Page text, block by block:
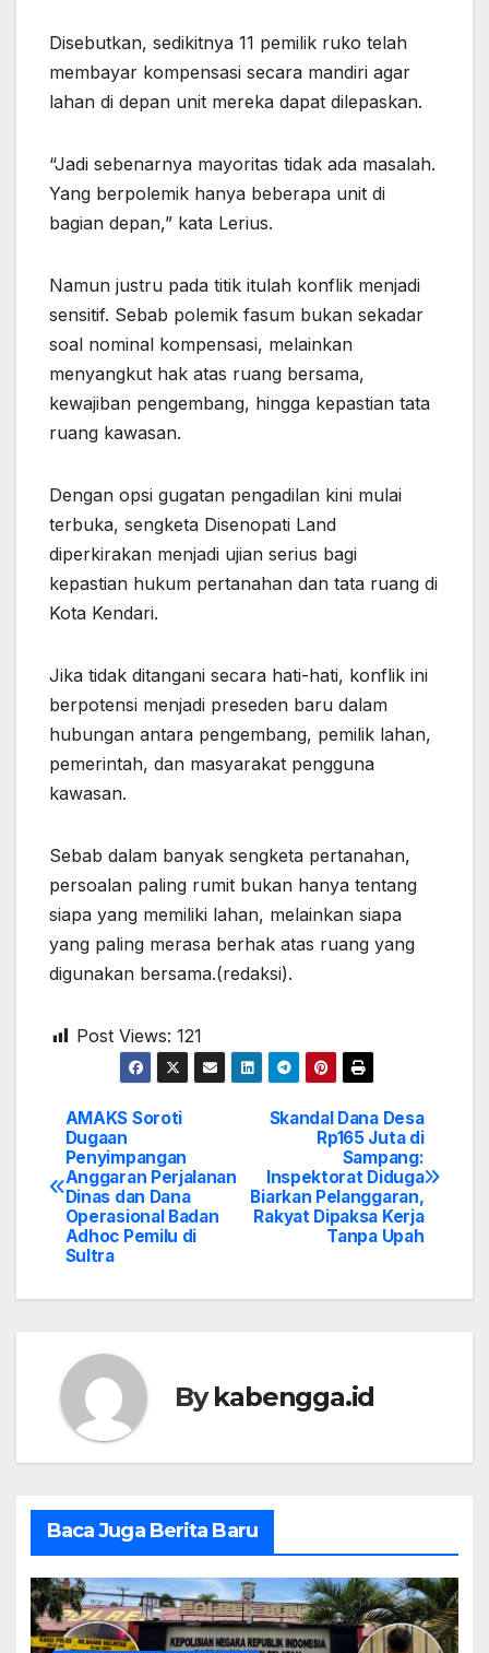
Disebutkan, sedikitnya 11 pemilik ruko telah
membayar kompensasi secara mandiri agar
lahan di depan unit mereka dapat dilepaskan.
“Jadi sebenarnya mayoritas tidak ada masalah.
Yang berpolemik hanya beberapa unit di
bagian depan,” kata Lerius.
Namun justru pada titik itulah konflik menjadi
sensitif. Sebab polemik fasum bukan sekadar
soal nominal kompensasi, melainkan
menyangkut hak atas ruang bersama,
kewajiban pengembang, hingga kepastian tata
ruang kawasan.
Dengan opsi gugatan pengadilan kini mulai
terbuka, sengketa Disenopati Land
diperkirakan menjadi ujian serius bagi
kepastian hukum pertanahan dan tata ruang di
Kota Kendari.
Jika tidak ditangani secara hati-hati, konflik ini
berpotensi menjadi preseden baru dalam
hubungan antara pengembang, pemilik lahan,
pemerintah, dan masyarakat pengguna
kawasan.
Sebab dalam banyak sengketa pertanahan,
persoalan paling rumit bukan hanya tentang
siapa yang memiliki lahan, melainkan siapa
yang paling merasa berhak atas ruang yang
digunakan bersama.(redaksi).
Post Views: 121
Post
navigation
Skandal Dana Desa
Rp165 Juta di
Sampang:
Inspektorat Diduga
Biarkan Pelanggaran,
Rakyat Dipaksa Kerja
Tanpa Upah
AMAKS Soroti
Dugaan
Penyimpangan
Anggaran Perjalanan
Dinas dan Dana
Operasional Badan
Adhoc Pemilu di
Sultra
Bykabengga.id
Baca Juga Berita Baru